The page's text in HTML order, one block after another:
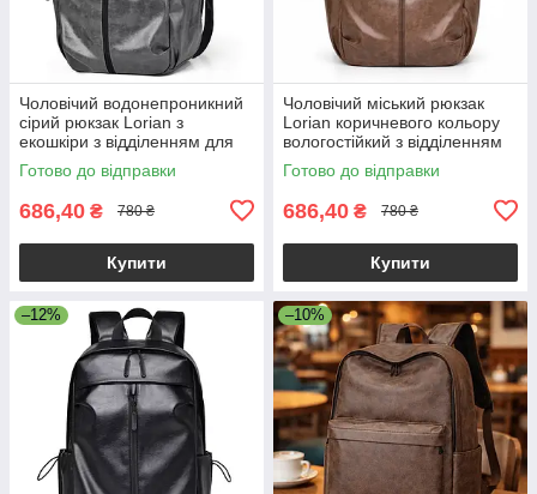
Чоловічий водонепроникний
сірий рюкзак Lorian з
екошкіри з відділенням для
ноутбука та бічними
кишенями
Готово до відправки
686,40 ₴ 780 ₴
Купити
Чоловічий міський рюкзак
Lorian коричневого кольору
вологостійкий з відділенням
для ноутбука LR 4328 BN
Готово до відправки
686,40 ₴ 780 ₴
Купити
–12% –10%